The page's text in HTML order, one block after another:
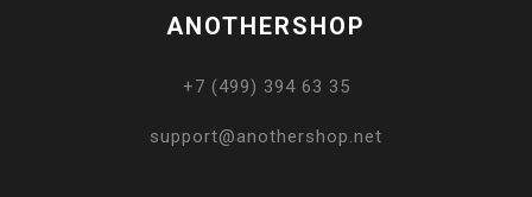
ANOTHERSHOP
+7 (499) 394 63 35
support@anothershop.net